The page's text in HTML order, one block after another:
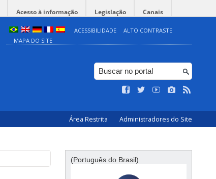
Acesso à informação Legislação Canais
ACESSIBILIDADE
ALTO CONTRASTE
MAPA DO SITE
Área Restrita Administradores do Site
(Português do Brasil)